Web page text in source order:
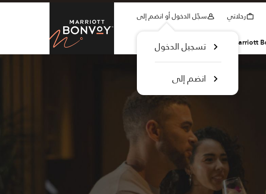
Skip to Content
Bonvoy
رحلاتي سجّل الدخول أو انضم إلى
تسجيل الدخول
انضم إلى